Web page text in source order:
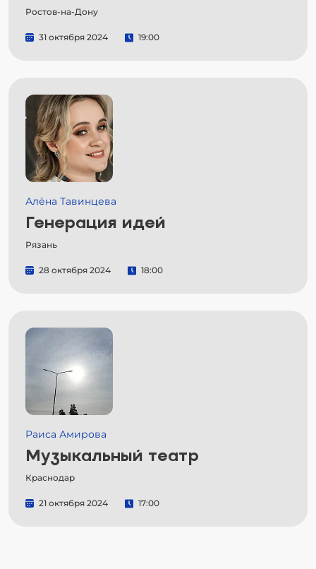
Ростов-на-Дону
31 октября 2024 19:00
Алёна Тавинцева
Генерация идей
Рязань
28 октября 2024 18:00
Раиса Амирова
Музыкальный театр
Краснодар
21 октября 2024 17:00